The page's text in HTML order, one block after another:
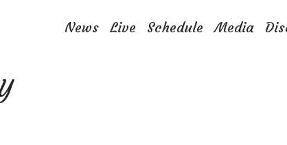
News Live Schedule Media